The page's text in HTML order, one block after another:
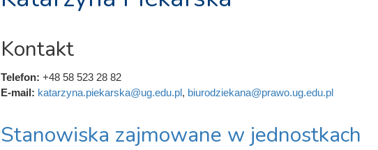
Kontakt
Telefon: +48 58 523 28 82
E-mail: katarzyna.piekarska@ug.edu.pl, biurodziekana@prawo.ug.edu.pl
Stanowiska zajmowane w jednostkach